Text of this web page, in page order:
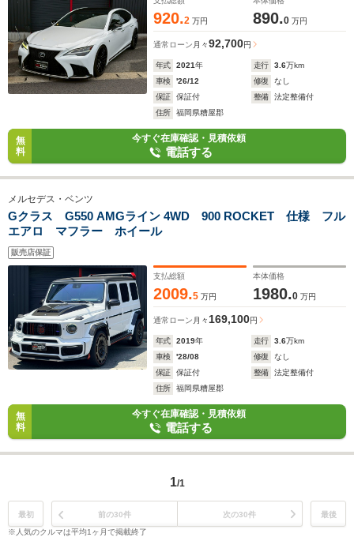
920.2 万円 890.0 万円
通常ローン 月々92,700円
年式 2021年 走行 3.6万km
車検
'26/12 修復
なし
保証
保証付 整備
法定整備付
住所
福岡県糟屋郡
無
料
今すぐ在庫確認・見積依頼
電話する
メルセデス・ベンツ
Gクラス G550 AMGライン 4WD 900 ROCKET 仕様 フル
エアロ マフラー ホイール
販売店保証
支払総額
2009.5 万円
本体価格
1980.0 万円
通常ローン 月々 169,100円
年式 2019年 走行 3.6万km
車検
'28/08 修復
なし
保証
保証付 整備
法定整備付
住所
福岡県糟屋郡
無
料
今すぐ在庫確認・見積依頼
電話する
1/1
最初 前の30件 次の30件
最後
※人気のクルマは平均1ヶ月で掲載終了